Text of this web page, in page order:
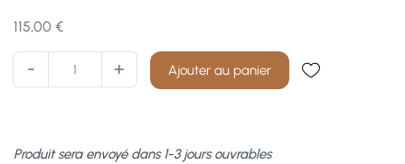
115,00 €
pliant
abeille
- + Ajouter au panier
Produit sera envoyé dans 1-3 jours ouvrables